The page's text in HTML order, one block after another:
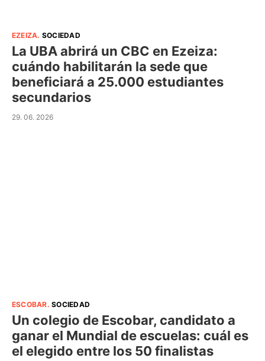
EZEIZA. SOCIEDAD
La UBA abrirá un CBC en Ezeiza:
cuándo habilitarán la sede que
beneficiará a 25.000 estudiantes
secundarios
29. 06. 2026
ESCOBAR.SOCIEDAD
Un colegio de Escobar, candidato a
ganar el Mundial de escuelas: cuál es
el elegido entre los 50 finalistas